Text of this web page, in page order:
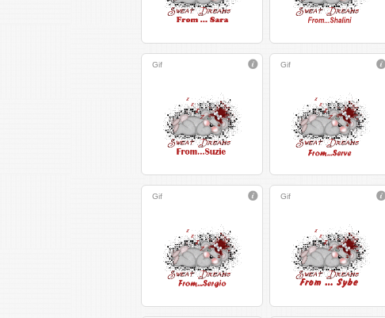
Gif Gif
Gif Gif